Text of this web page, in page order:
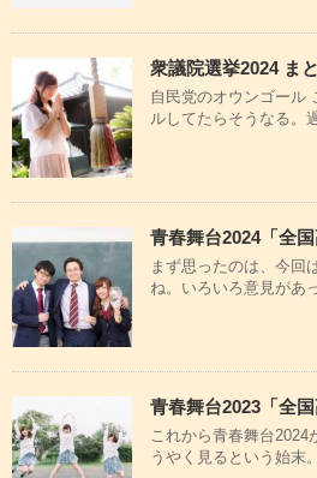
衆議院選挙2024 ま
自民党のオウンゴール
ルしてたらそうなる。
青春舞台2024「全
まず思ったのは、今回
ね。いろいろ意見があ
青春舞台2023「全
これから青春舞台2024
うやく見るという始末